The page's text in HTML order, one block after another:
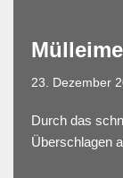
23. Dezember
Durch das
Überschlagen